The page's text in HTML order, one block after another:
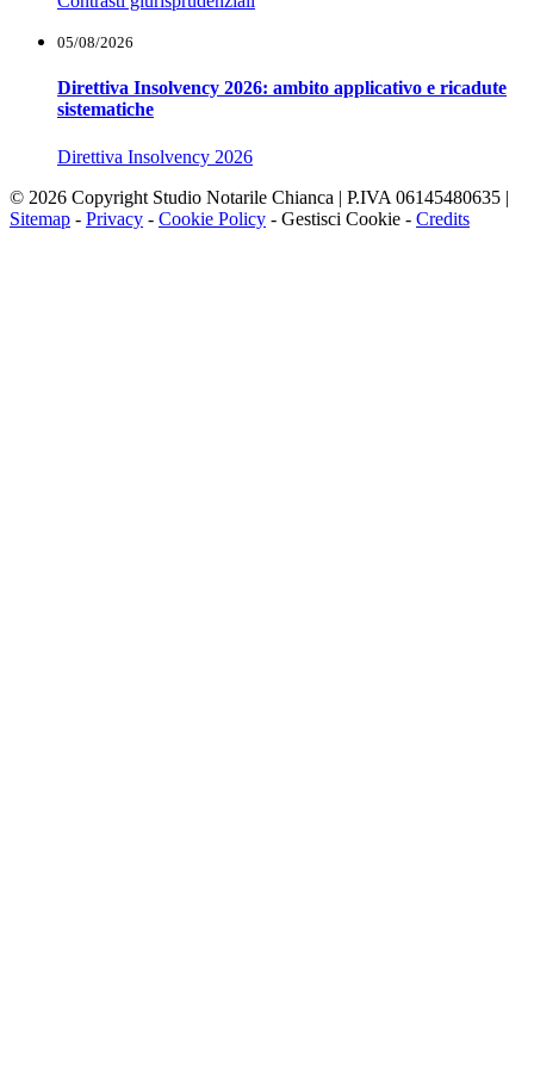
05/08/2026
Direttiva Insolvency 2026: ambito applicativo e ricadute
sistematiche
Direttiva Insolvency 2026
© 2026 Copyright Studio Notarile Chianca | P.IVA 06145480635 |
Sitemap - Privacy - Cookie Policy - Gestisci Cookie - Credits